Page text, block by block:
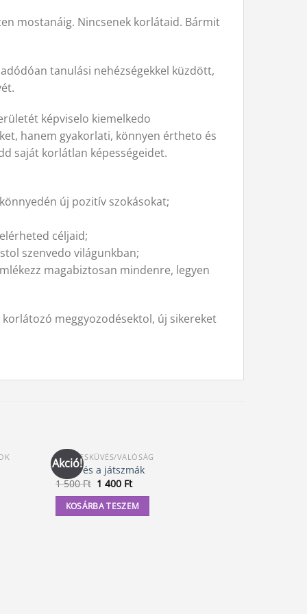
mostanáig. Nincsenek korlátaid. Bármit
tanulási nehézségekkel küzdött,
képviselo kiemelkedo
hanem gyakorlati, könnyen értheto és
saját korlátlan képességeidet.
új pozitív szokásokat;
céljaid;
szenvedo világunkban;
magabiztosan mindenre, legyen
meggyozodésektol, új sikereket
Akció!
ÖSSZEESKÜVÉS/VALÓSÁG
Amer és a játszmák
1 500Ft Original
was:
1
1 400 FtCurrent
is:
1
KOSÁRBA TESZEM